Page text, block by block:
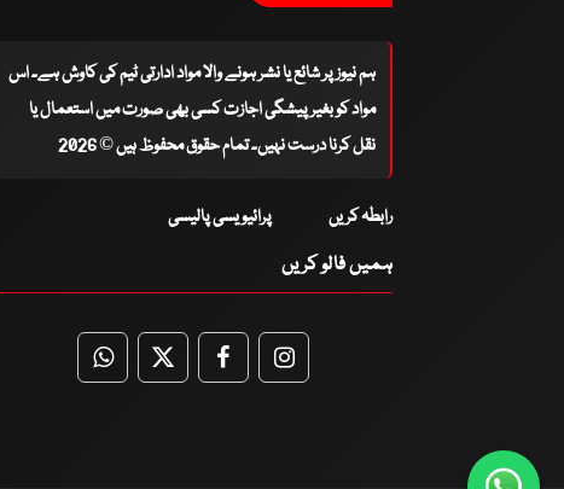
ہم نیوز پر شائع یا نشر ہونے والا مواد ادارتی ٹیم کی کاوش ہے۔ اس
مواد کو بغیر پیشگی اجازت کسی بھی صورت میں استعمال یا
نقل کرنا درست نہیں۔ تمام حقوق محفوظ ہیں © 2026
رابطہ کریں پرائیویسی پالیسی
ہمیں فالو کریں
WhatsApp
TwitterFacebookFacebook